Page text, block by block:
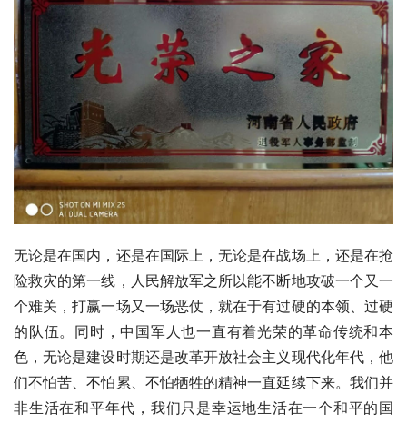
无论是在国内，还是在国际上，无论是在战场上，还是在抢
险救灾的第一线，人民解放军之所以能不断地攻破一个又一
个难关，打赢一场又一场恶仗，就在于有过硬的本领、过硬
的队伍。同时，中国军人也一直有着光荣的革命传统和本
色，无论是建设时期还是改革开放社会主义现代化年代，他
们不怕苦、不怕累、不怕牺牲的精神一直延续下来。我们并
非生活在和平年代，我们只是幸运地生活在一个和平的国